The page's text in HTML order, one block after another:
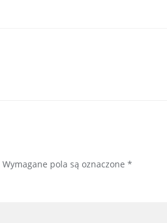
Wymagane pola są oznaczone *